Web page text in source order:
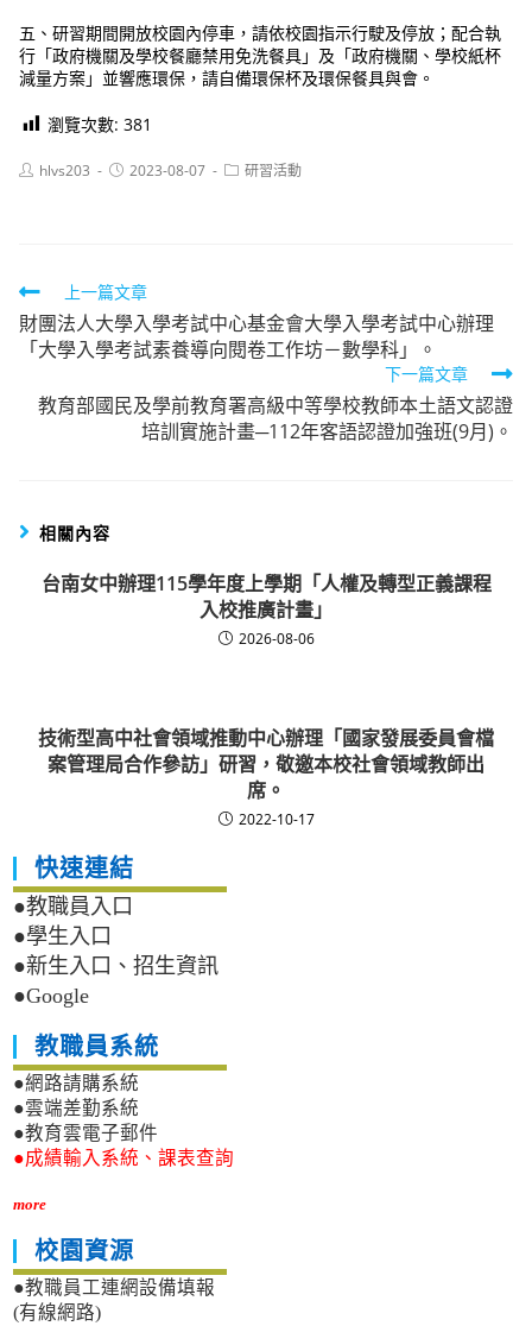
五、研習期間開放校園內停車，請依校園指示行駛及停放；配合執
行「政府機關及學校餐廳禁用免洗餐具」及「政府機關、學校紙杯
減量方案」並響應環保，請自備環保杯及環保餐具與會。
瀏覽次數: 381
Posthlvs203
Post2023-08-07
Post研習活動
Read
more
articles
上一篇文章
財團法人大學入學考試中心基金會大學入學考試中心辦理
「大學入學考試素養導向閱卷工作坊－數學科」。
下一篇文章
教育部國民及學前教育署高級中等學校教師本土語文認證
培訓實施計畫─112年客語認證加強班(9月)。
相關內容
台南女中辦理115學年度上學期「人權及轉型正義課程
入校推廣計畫」
2026-08-06
技術型高中社會領域推動中心辦理「國家發展委員會檔
案管理局合作參訪」研習，敬邀本校社會領域教師出
席。
2022-10-17
快速連結
●教職員入口
●學生入口
●新生入口、招生資訊
●Google
教職員系統
●網路請購系統
●雲端差勤系統
●教育雲電子郵件
●成績輸入系統、課表查詢
more
校園資源
●教職員工連網設備填報
(有線網路)